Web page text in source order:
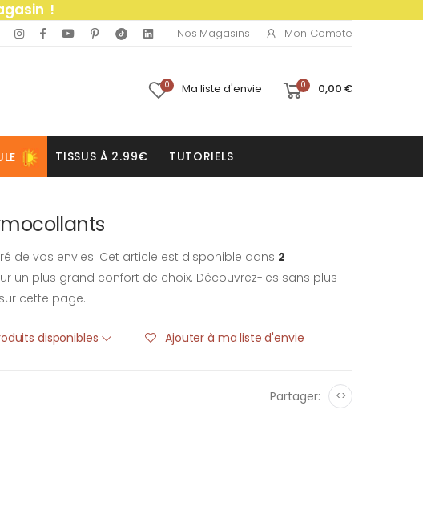
!
Nos Magasins Mon Compte
0 Ma liste d'envie 0 0,00 €
TISSUS À 2.99€ TUTORIELS
de vos envies. Cet article est disponible dans 2
un plus grand confort de choix. Découvrez-les sans plus
cette page.
disponibles Ajouter à ma liste d'envie
Partager: <>